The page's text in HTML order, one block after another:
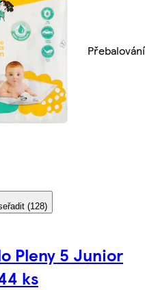
Přebalování
(128)
Pleny 5 Junior
ks